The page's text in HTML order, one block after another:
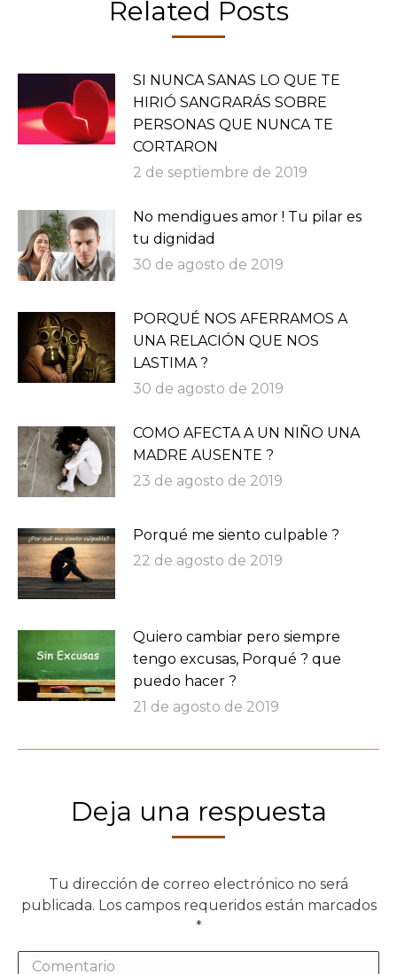
Related Posts
SI NUNCA SANAS LO QUE TE
HIRIÓ SANGRARÁS SOBRE
PERSONAS QUE NUNCA TE
CORTARON
2 de septiembre de 2019
No mendigues amor ! Tu pilar es
tu dignidad
30 de agosto de 2019
PORQUÉ NOS AFERRAMOS A
UNA RELACIÓN QUE NOS
LASTIMA ?
30 de agosto de 2019
COMO AFECTA A UN NIÑO UNA
MADRE AUSENTE ?
23 de agosto de 2019
Porqué me siento culpable ?
22 de agosto de 2019
Quiero cambiar pero siempre
tengo excusas, Porqué ? que
puedo hacer ?
21 de agosto de 2019
Deja una respuesta
Tu dirección de correo electrónico no será
publicada. Los campos requeridos están marcados
*
Comentario